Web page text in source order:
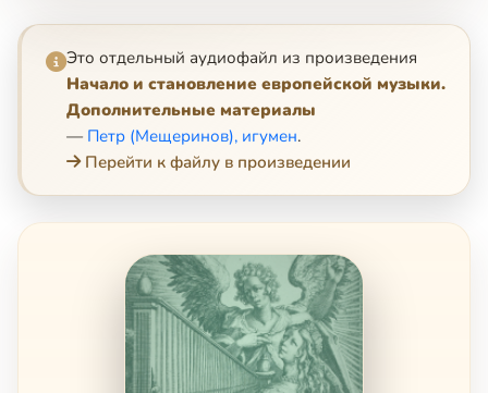
Это отдельный аудиофайл из произведения
Начало и становление европейской музыки.
Дополнительные материалы
— Петр (Мещеринов), игумен.
Перейти к файлу в произведении